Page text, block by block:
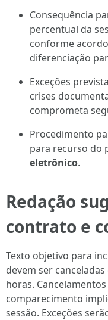
Consequência
percentual da
conforme
diferenciação
Exceções
crises
comprometa
Procedimento
para recurso do
eletrônico.
Redação
contrato e
Texto objetivo para
devem ser
horas.
comparecimento
sessão. Exceções